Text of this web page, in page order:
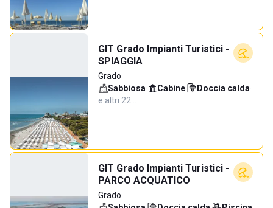
GIT Grado Impianti Turistici -
SPIAGGIA
Grado
Sabbiosa· Cabine· Doccia calda·
e altri 22…
GIT Grado Impianti Turistici -
PARCO ACQUATICO
Grado